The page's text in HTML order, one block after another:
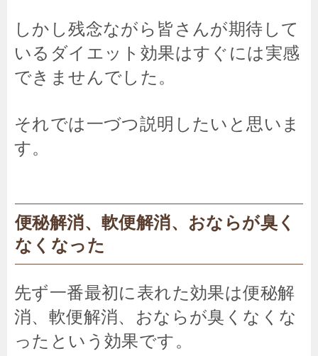
しかし残念ながら皆さんが期待して
いるダイエット効果はすぐには実感
できませんでした。
それでは一づつ説明したいと思いま
す。
便秘解消、軟便解消、おならが臭く
なくなった
先ず一番最初に表れた効果は便秘解
消、軟便解消、おならが臭くなくな
ったという効果です。